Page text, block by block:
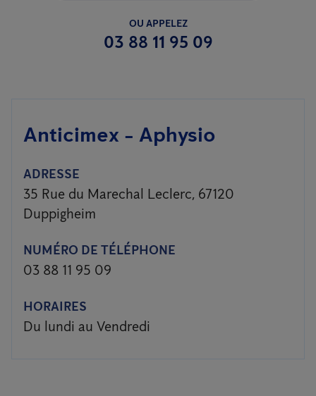
OU APPELEZ
03 88 11 95 09
Anticimex - Aphysio
ADRESSE
35 Rue du Marechal Leclerc, 67120
Duppigheim
NUMÉRO DE TÉLÉPHONE
03 88 11 95 09
HORAIRES
Du lundi au Vendredi